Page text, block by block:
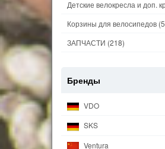
Детские велокресла и доп.
Корзины для велосипедов
ЗАПЧАСТИ (218)
Бренды
VDO
SKS
Ventura